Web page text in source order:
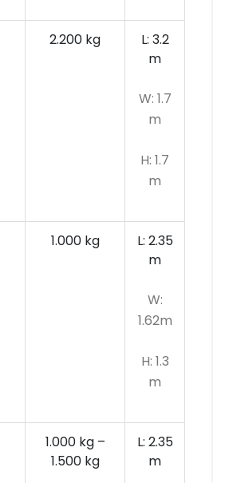
2.200 kg
L: 3.2
m
W: 1.7
m
H: 1.7
m
1.000 kg
L: 2.35
m
W:
1.62m
H: 1.3
m
1.000 kg –
1.500 kg
L: 2.35
m